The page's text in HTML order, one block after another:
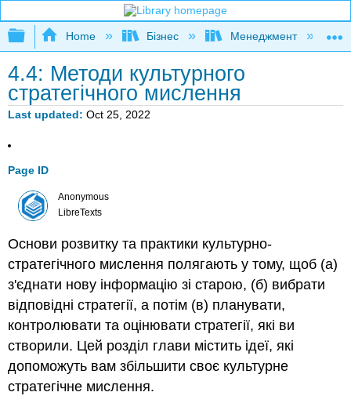
Expand/collapse global hierarchy
Home Бізнес Менеджмент
4.4: Методи культурного
стратегічного мислення
Last updated Oct 25, 2022
Page ID
Anonymous
LibreTexts
Основи розвитку та практики культурно-
стратегічного мислення полягають у тому, щоб (а)
з'єднати нову інформацію зі старою, (б) вибрати
відповідні стратегії, а потім (в) планувати,
контролювати та оцінювати стратегії, які ви
створили. Цей розділ глави містить ідеї, які
допоможуть вам збільшити своє культурне
стратегічне мислення.